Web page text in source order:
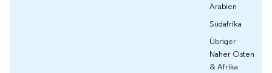
Arabien
Südafrika
Übriger
Naher Osten
& Afrika